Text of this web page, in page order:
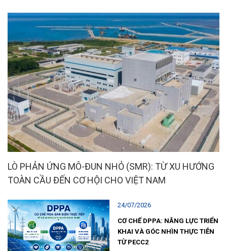
LÒ PHẢN ỨNG MÔ-ĐUN NHỎ (SMR): TỪ XU HƯỚNG
TOÀN CẦU ĐẾN CƠ HỘI CHO VIỆT NAM
24/07/2026
CƠ CHẾ DPPA: NĂNG LỰC TRIỂN
KHAI VÀ GÓC NHÌN THỰC TIỄN
TỪ PECC2